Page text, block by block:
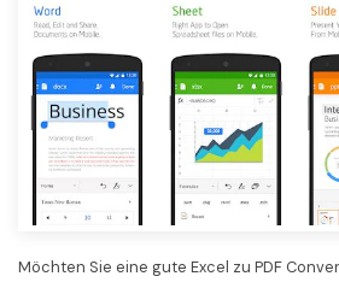
Freiberufler
Alle PDF-Funktionen
PDF-bezogene Informationen, die
Download-Zentrum
Laden Sie die leistungsstärksten
Möchten Sie eine gute Excel zu PDF